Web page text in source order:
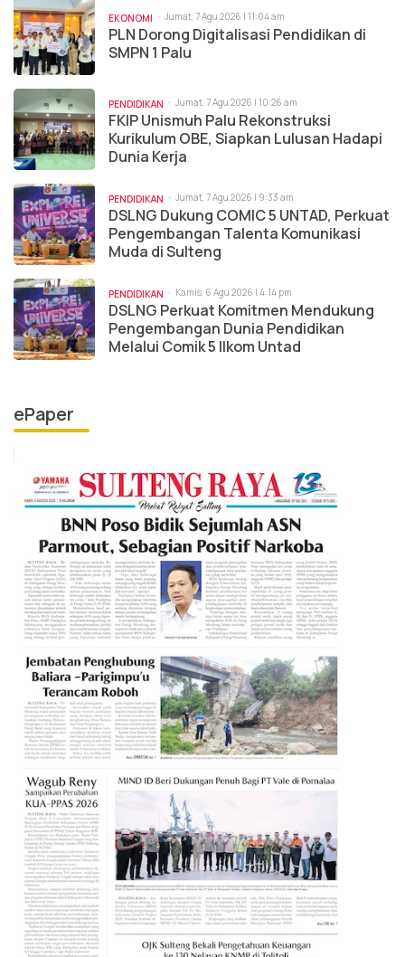
EKONOMI Jumat, 7 Agu 2026 | 11:04 am
PLN Dorong Digitalisasi Pendidikan di
SMPN 1 Palu
PENDIDIKAN Jumat, 7 Agu 2026 | 10:26 am
FKIP Unismuh Palu Rekonstruksi
Kurikulum OBE, Siapkan Lulusan Hadapi
Dunia Kerja
PENDIDIKAN Jumat, 7 Agu 2026 | 9:33 am
DSLNG Dukung COMIC 5 UNTAD, Perkuat
Pengembangan Talenta Komunikasi
Muda di Sulteng
PENDIDIKAN Kamis, 6 Agu 2026 | 4:14 pm
DSLNG Perkuat Komitmen Mendukung
Pengembangan Dunia Pendidikan
Melalui Comik 5 Ilkom Untad
ePaper